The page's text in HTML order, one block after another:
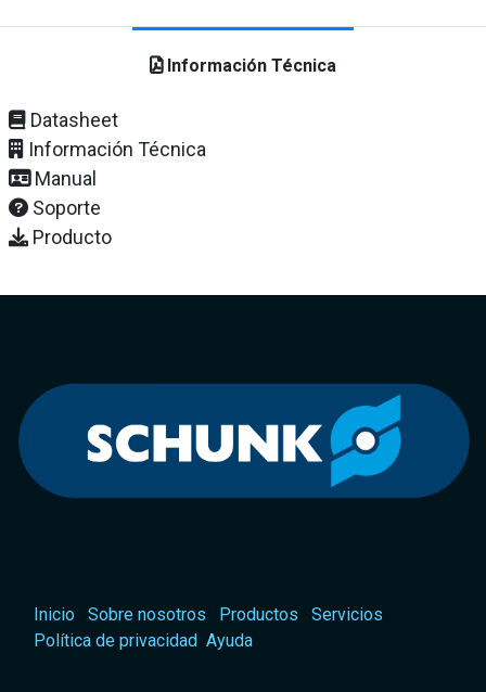
Información Técnica
Datasheet
Información Técnica
Manual
Soporte
Producto
Inicio Sobre nosotros Productos
Servicios
Política de privacidad Ayuda